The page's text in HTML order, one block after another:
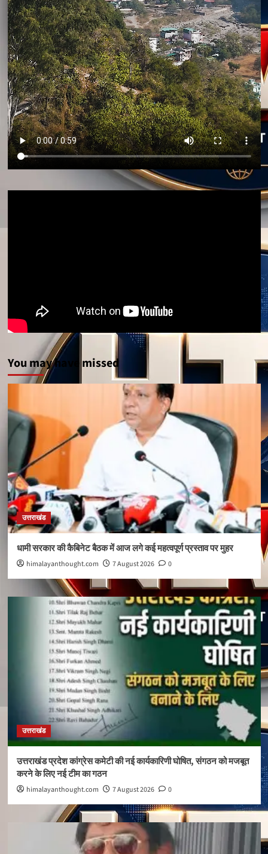
You may have missed
उत्तराखंड
धामी सरकार की कैबिनेट बैठक में आज लगे कई महत्वपूर्ण प्रस्ताव पर मुहर
himalayanthought.com 7 August 2026 0
उत्तराखंड
उत्तराखंड प्रदेश कांग्रेस कमेटी की नई कार्यकारिणी घोषित, संगठन को मजबूत
करने के लिए नई टीम का गठन
himalayanthought.com 7 August 2026 0